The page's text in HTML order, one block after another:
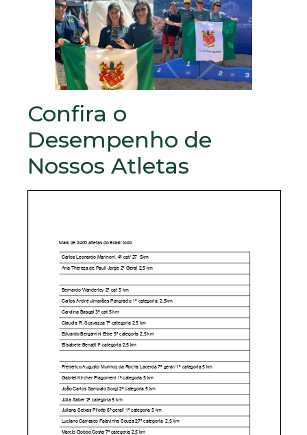
Confira o
Desempenho de
Nossos Atletas